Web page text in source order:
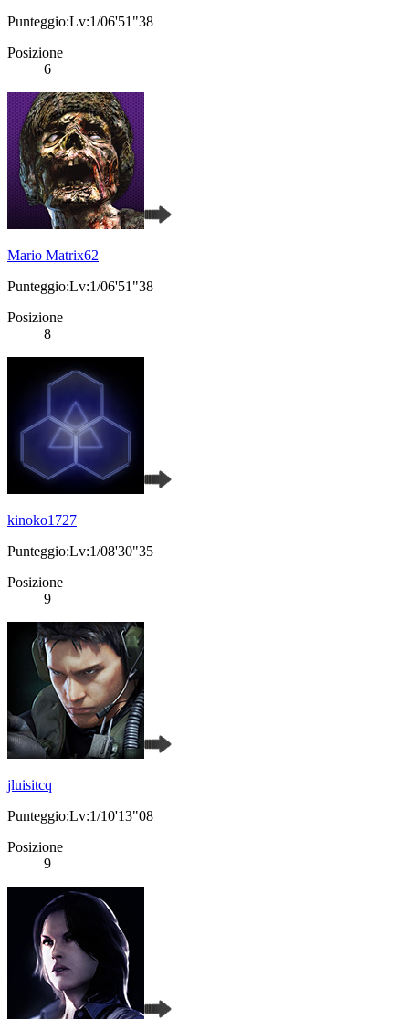
Punteggio:Lv:1/06'51"38
Posizione
6
Mario Matrix62
Punteggio:Lv:1/06'51"38
Posizione
8
kinoko1727
Punteggio:Lv:1/08'30"35
Posizione
9
jluisitcq
Punteggio:Lv:1/10'13"08
Posizione
9